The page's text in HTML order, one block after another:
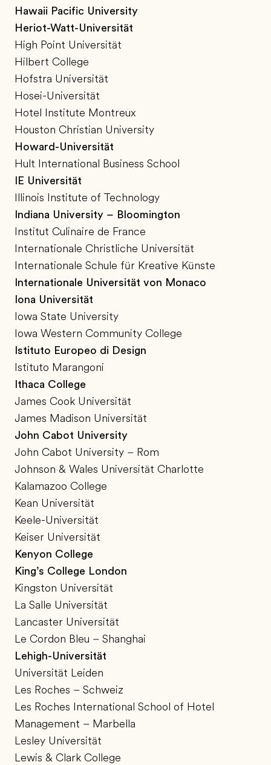
Hawaii Pacific University
Heriot-Watt-Universität
High Point Universität
Hilbert College
Hofstra Universität
Hosei-Universität
Hotel Institute Montreux
Houston Christian University
Howard-Universität
Hult International Business School
IE Universität
Illinois Institute of Technology
Indiana University – Bloomington
Institut Culinaire de France
Internationale Christliche Universität
Internationale Schule für Kreative Künste
Internationale Universität von Monaco
Iona Universität
Iowa State University
Iowa Western Community College
Istituto Europeo di Design
Istituto Marangoni
Ithaca College
James Cook Universität
James Madison Universität
John Cabot University
John Cabot University – Rom
Johnson & Wales Universität Charlotte
Kalamazoo College
Kean Universität
Keele-Universität
Keiser Universität
Kenyon College
King’s College London
Kingston Universität
La Salle Universität
Lancaster Universität
Le Cordon Bleu – Shanghai
Lehigh-Universität
Universität Leiden
Les Roches – Schweiz
Les Roches International School of Hotel
Management – Marbella
Lesley Universität
Lewis & Clark College